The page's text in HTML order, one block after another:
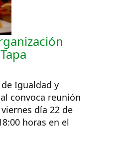
Igualdad y
convoca reunión
día 22 de
horas en el